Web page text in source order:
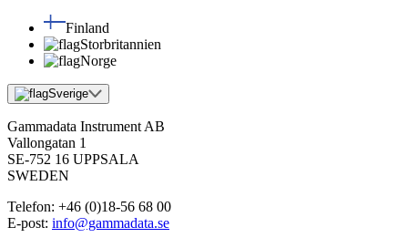
Finland
Storbritannien
Norge
Sverige
Gammadata Instrument AB
Vallongatan 1
SE-752 16 UPPSALA
SWEDEN
Telefon: +46 (0)18-56 68 00
E-post: info@gammadata.se